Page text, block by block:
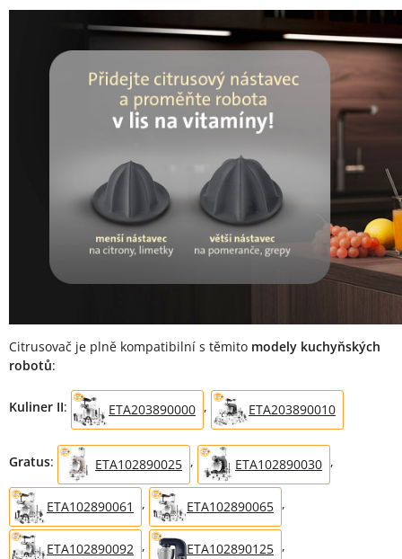
Citrusovač je plně kompatibilní s těmito modely kuchyňských
robotů:
Kuliner II: ETA203890000 , ETA203890010
Gratus: ETA102890025 , ETA102890030 ,
ETA102890061 , ETA102890065 ,
ETA102890092 , ETA102890125 ,